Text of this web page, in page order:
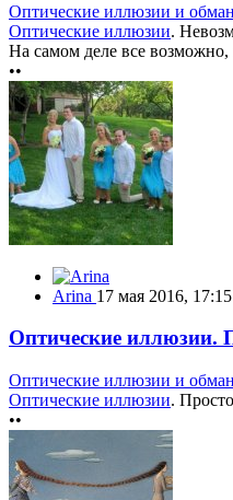
Оптические иллюзии и обман
Оптические иллюзии.
На самом деле все
••
Arina 17 мая 2016, 17:15
Оптические иллюзии.
Оптические иллюзии и обман
Оптические иллюзии.
••